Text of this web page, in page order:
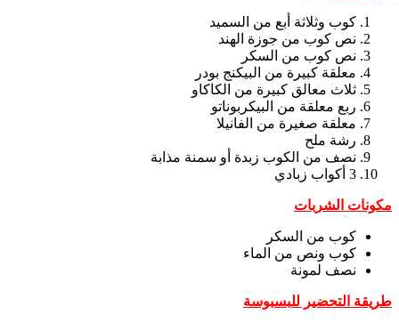
كوب وثلاثة أبع من السميد
نص كوب من جوزة الهند
نص كوب من السكر
معلقة كبيرة من البيكنج بودر
ثلاث معالق كبيرة من الكاكاو
ربع معلقة من البيكربوناتو
معلقة صغيرة من الفانيلا
رشة ملح
نصف من الكوب زبدة أو سمنة مذابة
3 أكواب زبادي
مكونات الشربات
كوب من السكر
كوب ونص من الماء
نصف لمونة
طريقة التحضير للبسبوسة